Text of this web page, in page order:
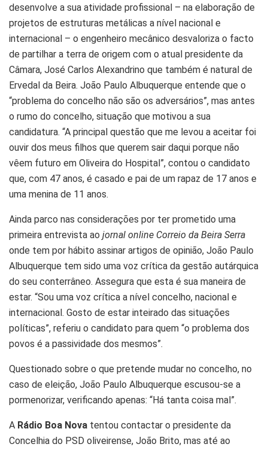
desenvolve a sua atividade profissional – na elaboração de
projetos de estruturas metálicas a nível nacional e
internacional – o engenheiro mecânico desvaloriza o facto
de partilhar a terra de origem com o atual presidente da
Câmara, José Carlos Alexandrino que também é natural de
Ervedal da Beira. João Paulo Albuquerque entende que o
“problema do concelho não são os adversários”, mas antes
o rumo do concelho, situação que motivou a sua
candidatura. “A principal questão que me levou a aceitar foi
ouvir dos meus filhos que querem sair daqui porque não
vêem futuro em Oliveira do Hospital”, contou o candidato
que, com 47 anos, é casado e pai de um rapaz de 17 anos e
uma menina de 11 anos.
Ainda parco nas considerações por ter prometido uma
primeira entrevista ao jornal online Correio da Beira Serra
onde tem por hábito assinar artigos de opinião, João Paulo
Albuquerque tem sido uma voz crítica da gestão autárquica
do seu conterrâneo. Assegura que esta é sua maneira de
estar. “Sou uma voz crítica a nível concelho, nacional e
internacional. Gosto de estar inteirado das situações
políticas”, referiu o candidato para quem “o problema dos
povos é a passividade dos mesmos”.
Questionado sobre o que pretende mudar no concelho, no
caso de eleição, João Paulo Albuquerque escusou-se a
pormenorizar, verificando apenas: “Há tanta coisa mal”.
A Rádio Boa Nova tentou contactar o presidente da
Concelhia do PSD oliveirense, João Brito, mas até ao